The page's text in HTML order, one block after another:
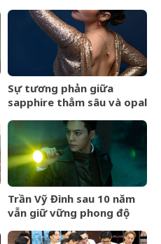
quốc tế
Sự tương phản giữa
sapphire thẳm sâu và opal
Trần Vỹ Đình sau 10 năm
vẫn giữ vững phong độ